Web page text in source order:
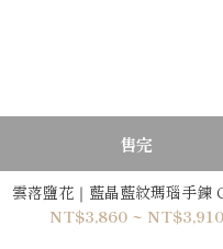
售完
雲落鹽花｜藍晶藍紋瑪瑙手鍊
NT$3,860 ~ NT$3,910